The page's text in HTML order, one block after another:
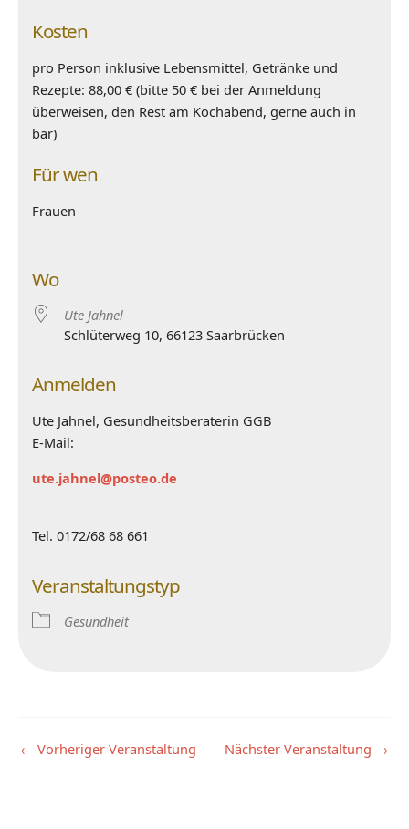
Kosten
pro Person inklusive Lebensmittel, Getränke und
Rezepte: 88,00 € (bitte 50 € bei der Anmeldung
überweisen, den Rest am Kochabend, gerne auch in
bar)
Für wen
Frauen
Wo
Ute Jahnel
Schlüterweg 10, 66123 Saarbrücken
Anmelden
Ute Jahnel, Gesundheitsberaterin GGB
E-Mail:
ute.jahnel@posteo.de
Tel. 0172/68 68 661
Veranstaltungstyp
Gesundheit
← Vorheriger Veranstaltung Nächster Veranstaltung →